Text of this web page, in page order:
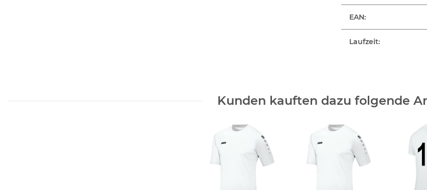
EAN:
Laufzeit:
Kunden kauften dazu folgende